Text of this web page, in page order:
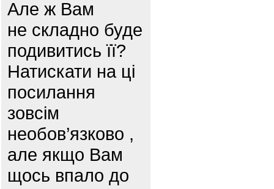
Але ж Вам
не складно буде
подивитись її?
Натискати на ці
посилання
зовсім
необов’язково ,
але якщо Вам
щось впало до